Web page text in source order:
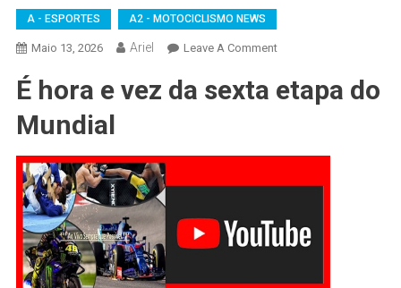
A - ESPORTES A2 - MOTOCICLISMO NEWS
Maio 13, 2026 Ariel Leave A CommentOn
HORA
É hora e vez da sexta etapa do
Mundial